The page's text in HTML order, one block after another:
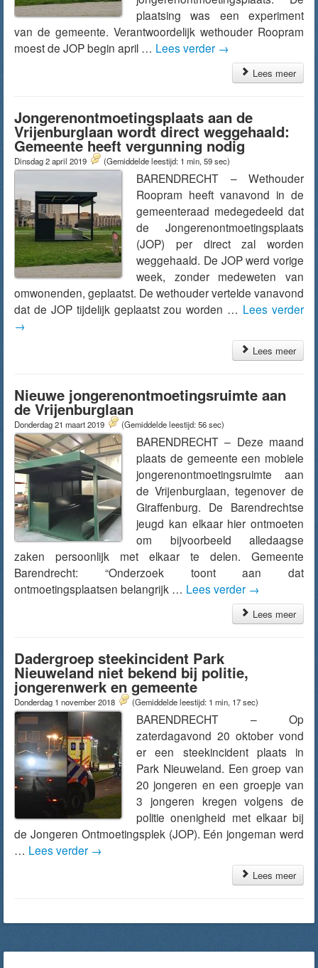
plaatsing was een experiment
van de gemeente. Verantwoordelijk wethouder Roopram
moest de JOP begin april … Lees verder →
Lees meer
Jongerenontmoetingsplaats aan de
Vrijenburglaan wordt direct weggehaald:
Gemeente heeft vergunning nodig
Dinsdag 2 april 2019 (Gemiddelde leestijd: 1 min, 59 sec)
BARENDRECHT – Wethouder
Roopram heeft vanavond in de
gemeenteraad medegedeeld dat
de Jongerenontmoetingsplaats
(JOP) per direct zal worden
weggehaald. De JOP werd vorige
week, zonder medeweten van
omwonenden, geplaatst. De wethouder vertelde vanavond
dat de JOP tijdelijk geplaatst zou worden … Lees verder
→
Lees meer
Nieuwe jongerenontmoetingsruimte aan
de Vrijenburglaan
Donderdag 21 maart 2019 (Gemiddelde leestijd: 56 sec)
BARENDRECHT – Deze maand
plaats de gemeente een mobiele
jongerenontmoetingsruimte aan
de Vrijenburglaan, tegenover de
Giraffenburg. De Barendrechtse
jeugd kan elkaar hier ontmoeten
om bijvoorbeeld alledaagse
zaken persoonlijk met elkaar te delen. Gemeente
Barendrecht: “Onderzoek toont aan dat
ontmoetingsplaatsen belangrijk … Lees verder →
Lees meer
Dadergroep steekincident Park
Nieuweland niet bekend bij politie,
jongerenwerk en gemeente
Donderdag 1 november 2018 (Gemiddelde leestijd: 1 min, 17 sec)
BARENDRECHT – Op
zaterdagavond 20 oktober vond
er een steekincident plaats in
Park Nieuweland. Een groep van
20 jongeren en een groepje van
3 jongeren kregen volgens de
politie onenigheid met elkaar bij
de Jongeren Ontmoetingsplek (JOP). Eén jongeman werd
… Lees verder →
Lees meer